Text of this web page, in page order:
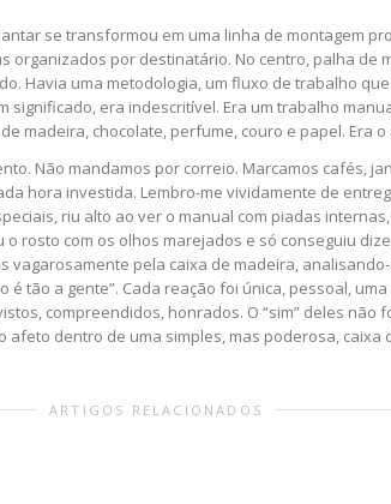
se transformou em uma linha de montagem
organizados por destinatário. No centro, palha
Havia uma metodologia, um fluxo de trabalho
significado, era indescritível. Era um trabalho
madeira, chocolate, perfume, couro e papel. Era
Não mandamos por correio. Marcamos cafés,
hora investida. Lembro-me vividamente de
riu alto ao ver o manual com piadas
rosto com os olhos marejados e só conseguiu
vagarosamente pela caixa de madeira,
é tão a gente”. Cada reação foi única, pessoal,
compreendidos, honrados. O “sim” deles não
dentro de uma simples, mas poderosa, caixa
ARTIGOS RELACIONADOS